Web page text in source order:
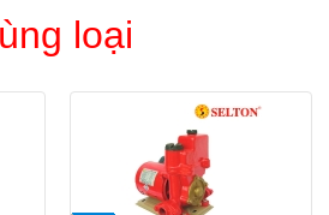
loại